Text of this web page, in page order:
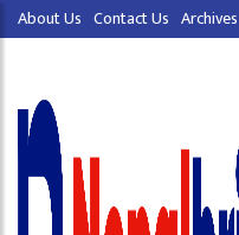
About Us Contact Us Archives